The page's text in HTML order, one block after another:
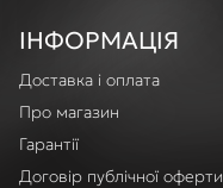
ІНФОРМАЦІЯ
Доставка і оплата
Про магазин
Гарантії
Договір публічної оферти